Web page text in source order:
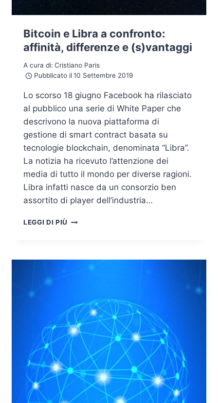
Bitcoin e Libra a confronto:
affinità, differenze e (s)vantaggi
A cura di: Cristiano Paris
Pubblicato il 10 Settembre 2019
Lo scorso 18 giugno Facebook ha rilasciato
al pubblico una serie di White Paper che
descrivono la nuova piattaforma di
gestione di smart contract basata su
tecnologie blockchain, denominata “Libra”.
La notizia ha ricevuto l’attenzione dei
media di tutto il mondo per diverse ragioni.
Libra infatti nasce da un consorzio ben
assortito di player dell’industria…
LEGGI DI PIÙ BITCOIN
CONFRONTO:
AFFINITÀ,
(S)VANTAGGI